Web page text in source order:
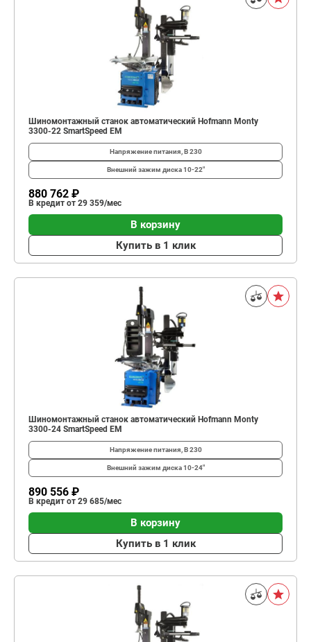
Шиномонтажный станок автоматический Hofmann Monty
3300-22 SmartSpeed EM
Напряжение питания, В230
Внешний зажим диска10-22"
880 762 ₽
В кредит от 29 359/мес
В корзину
Купить в 1 клик
Шиномонтажный станок автоматический Hofmann Monty
3300-24 SmartSpeed EM
Напряжение питания, В230
Внешний зажим диска10-24"
890 556 ₽
В кредит от 29 685/мес
В корзину
Купить в 1 клик